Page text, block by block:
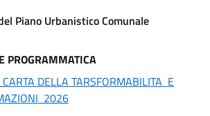
Piano Urbanistico Comunale
PROGRAMMATICA
DELLA TARSFORMABILITA E
2026